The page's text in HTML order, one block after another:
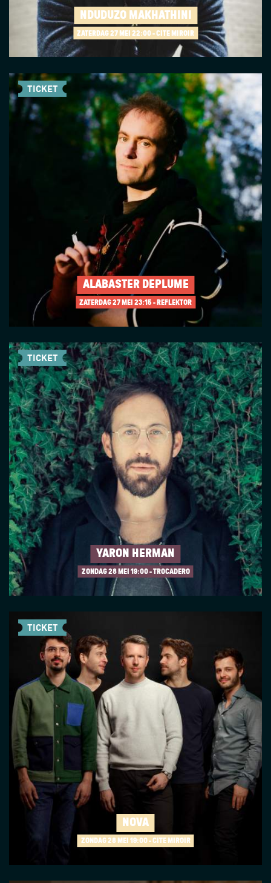
NDUDUZO MAKHATHINI
ZATERDAG 27 MEI 22:00 - CITÉ MIROIR
ALABASTER DEPLUME
ZATERDAG 27 MEI 23:15 - REFLEKTOR
TICKET
YARON HERMAN
ZONDAG 28 MEI 19:00 - TROCADERO
TICKET
NOVA
ZONDAG 28 MEI 19:00 - CITÉ MIROIR
TICKET